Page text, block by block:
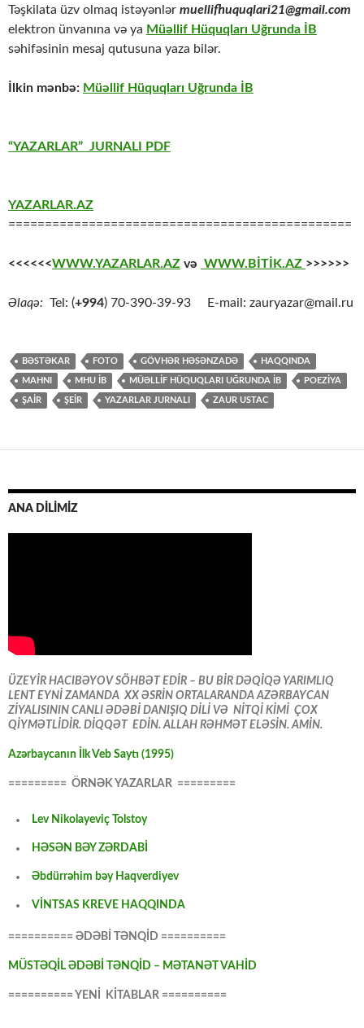
Təşkilata üzv olmaq istəyənlər muellifhuquqlari21@gmail.com
elektron ünvanına və ya Müəllif Hüquqları Uğrunda İB
səhifəsinin mesaj qutusuna yaza bilər.
İlkin mənbə: Müəllif Hüquqları Uğrunda İB
“YAZARLAR” JURNALI PDF
YAZARLAR.AZ
===============================================
<<<<<<WWW.YAZARLAR.AZ və WWW.BİTİK.AZ >>>>>>
Əlaqə: Tel: (+994) 70-390-39-93 E-mail: zauryazar@mail.ru
BƏSTƏKAR FOTO GÖVHƏR HƏSƏNZADƏ HAQQINDA
MAHNI MHU İB MÜƏLLIF HÜQUQLARI UĞRUNDA İB POEZİYA
ŞAİR ŞEİR YAZARLAR JURNALI ZAUR USTAC
ANA DİLİMİZ
ÜZEYİR HACIBƏYOV SÖHBƏT EDİR – BU BİR DƏQİQƏ YARIMLIQ
LENT EYNİ ZAMANDA XX ƏSRİN ORTALARANDA AZƏRBAYCAN
ZİYALISININ CANLI ƏDƏBİ DANIŞIQ DİLİ VƏ NİTQİ KİMİ ÇOX
QİYMƏTLİDİR. DİQQƏT EDİN. ALLAH RƏHMƏT ELƏSİN. AMİN.
Azərbaycanın İlk Veb Saytı (1995)
========= ÖRNƏK YAZARLAR =========
Lev Nikolayeviç Tolstoy
HƏSƏN BƏY ZƏRDABİ
Əbdürrəhim bəy Haqverdiyev
VİNTSAS KREVE HAQQINDA
========== ƏDƏBİ TƏNQİD ==========
MÜSTƏQİL ƏDƏBİ TƏNQİD – MƏTANƏT VAHİD
========== YENİ KİTABLAR ==========